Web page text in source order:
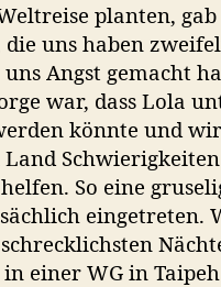
planten, gab
uns haben
Angst gemacht
war, dass Lola
könnte und
So eine
eingetreten.
in einer WG in Taipeh